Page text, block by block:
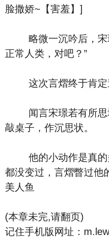
脸撒娇~【害羞】]
略微一沉吟后，宋
正常人类，对吧？”
这次言熠终于肯定
闻言宋璟若有所思
敲桌子，作沉思状。
他的小动作是真的
都没变过，言熠瞥过他
美人鱼
(本章未完,请翻页)
记住手机版网址：